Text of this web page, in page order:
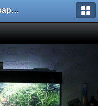
Морской аквариум. Форумы ReefCentral.ru